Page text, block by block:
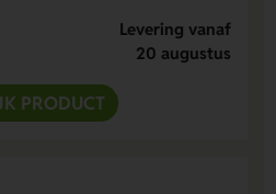
Levering vanaf
20 augustus
PRODUCT